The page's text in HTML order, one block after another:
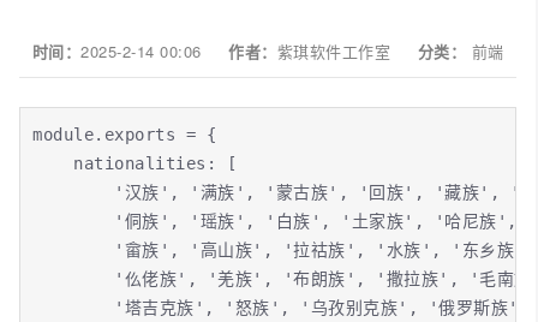
时间： 2025-2-14 00:06 作者： 紫琪软件工作室 分类： 前端
module.exports = {
    nationalities: [
'汉族', '满族', '蒙古族', '回族', '藏族', '
'侗族', '瑶族', '白族', '土家族', '哈尼族',
'畲族', '高山族', '拉祜族', '水族', '东乡族
'仫佬族', '羌族', '布朗族', '撒拉族', '毛南
'塔吉克族', '怒族', '乌孜别克族', '俄罗斯族